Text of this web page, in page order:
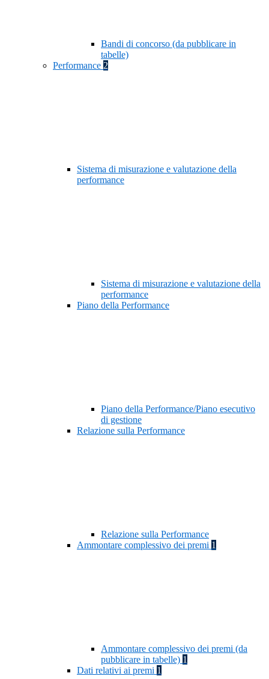
Bandi di concorso (da pubblicare in
tabelle)
Performance 2
Sistema di misurazione e valutazione della
performance
Sistema di misurazione e valutazione della
performance
Piano della Performance
Piano della Performance/Piano esecutivo
di gestione
Relazione sulla Performance
Relazione sulla Performance
Ammontare complessivo dei premi 1
Ammontare complessivo dei premi (da
pubblicare in tabelle) 1
Dati relativi ai premi 1